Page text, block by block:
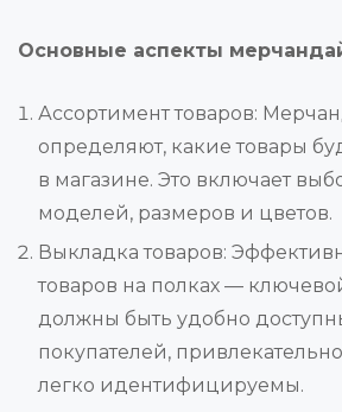
Основные аспекты
Ассортимент товаров:
определяют, какие товары
в магазине. Это включает
моделей, размеров и цветов.
Выкладка товаров:
товаров на полках —
должны быть удобно
покупателей,
легко идентифицируемы.